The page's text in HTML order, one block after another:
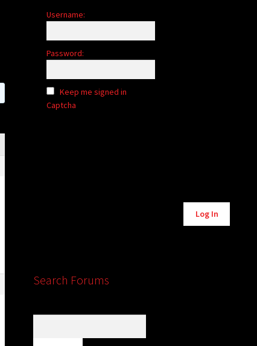
Username:
Password:
Keep me signed in
Captcha
Log In
Search Forums